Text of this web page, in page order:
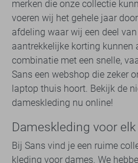
merken die onze collectie
voeren wij het gehele jaar
afdeling waar wij een deel
aantrekkelijke korting kunnen
combinatie met een snelle,
Sans een webshop die zeker
laptop thuis hoort. Bekijk de
dameskleding nu online!
Dameskleding voor
Bij Sans vind je een ruime
kleding voor dames. We